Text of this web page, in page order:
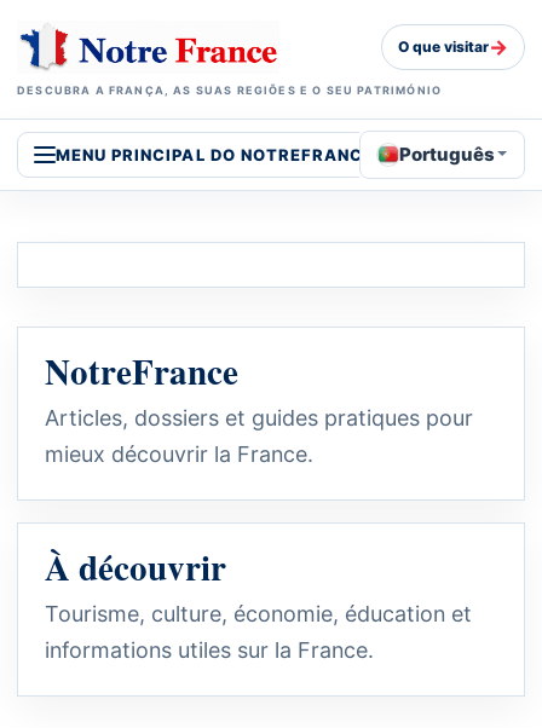
DESCUBRA A FRANÇA, AS SUAS REGIÕES E O SEU PATRIMÓNIO
O que visitar→
MENU PRINCIPAL DO NOTREFRANCE Português
NotreFrance
Articles, dossiers et guides pratiques pour
mieux découvrir la France.
À découvrir
Tourisme, culture, économie, éducation et
informations utiles sur la France.